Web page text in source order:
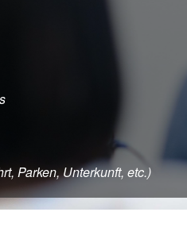
Parken, Unterkunft, etc.)